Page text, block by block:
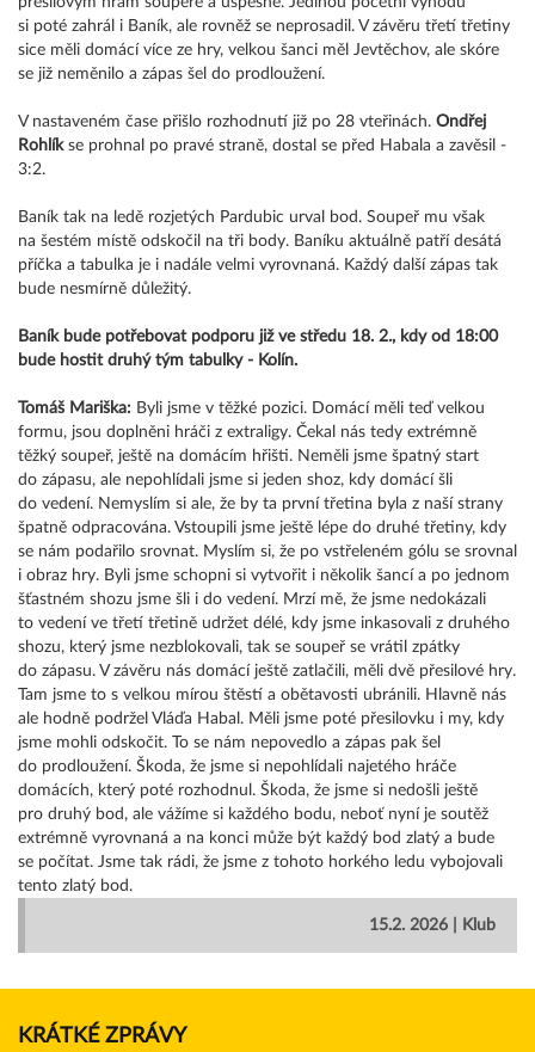
si poté zahrál i Baník, ale rovněž se neprosadil. V závěru třetí třetiny
sice měli domácí více ze hry, velkou šanci měl Jevtěchov, ale skóre
se již neměnilo a zápas šel do prodloužení.
V nastaveném čase přišlo rozhodnutí již po 28 vteřinách. Ondřej
Rohlíkse prohnal po pravé straně, dostal se před Habala a zavěsil -
3:2.
Baník tak na ledě rozjetých Pardubic urval bod. Soupeř mu však
na šestém místě odskočil na tři body. Baníku aktuálně patří desátá
příčka a tabulka je i nadále velmi vyrovnaná. Každý další zápas tak
bude nesmírně důležitý.
Baník bude potřebovat podporu již ve středu 18. 2., kdy od 18:00
bude hostit druhý tým tabulky - Kolín.
Tomáš Mariška: Byli jsme v těžké pozici. Domácí měli teď velkou
formu, jsou doplněni hráči z extraligy. Čekal nás tedy extrémně
těžký soupeř, ještě na domácím hřišti. Neměli jsme špatný start
do zápasu, ale nepohlídali jsme si jeden shoz, kdy domácí šli
do vedení. Nemyslím si ale, že by ta první třetina byla z naší strany
špatně odpracována. Vstoupili jsme ještě lépe do druhé třetiny, kdy
se nám podařilo srovnat. Myslím si, že po vstřeleném gólu se srovnal
i obraz hry. Byli jsme schopni si vytvořit i několik šancí a po jednom
šťastném shozu jsme šli i do vedení. Mrzí mě, že jsme nedokázali
to vedení ve třetí třetině udržet délé, kdy jsme inkasovali z druhého
shozu, který jsme nezblokovali, tak se soupeř se vrátil zpátky
do zápasu. V závěru nás domácí ještě zatlačili, měli dvě přesilové hry.
Tam jsme to s velkou mírou štěstí a obětavosti ubránili. Hlavně nás
ale hodně podržel Vláďa Habal. Měli jsme poté přesilovku i my, kdy
jsme mohli odskočit. To se nám nepovedlo a zápas pak šel
do prodloužení. Škoda, že jsme si nepohlídali najetého hráče
domácích, který poté rozhodnul. Škoda, že jsme si nedošli ještě
pro druhý bod, ale vážíme si každého bodu, neboť nyní je soutěž
extrémně vyrovnaná a na konci může být každý bod zlatý a bude
se počítat. Jsme tak rádi, že jsme z tohoto horkého ledu vybojovali
tento zlatý bod.
15.2. 2026 | Klub
KRÁTKÉ ZPRÁVY